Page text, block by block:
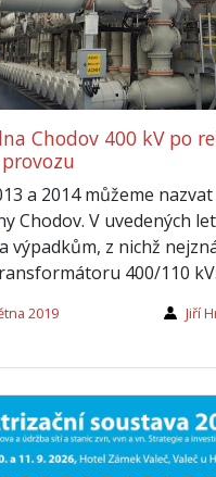
Chodov 400 kV po
a 2014 můžeme
Chodov. V uvedených
výpadkům, z nichž
400/110
2019 Jiří